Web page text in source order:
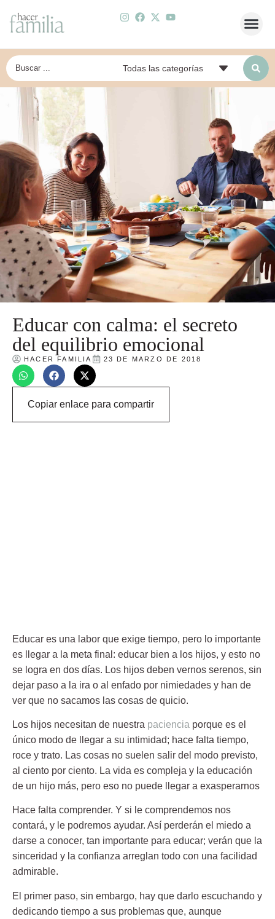
Educar con calma: el secreto
del equilibrio emocional
HACER FAMILIA 23 DE MARZO DE 2018
Copiar enlace para compartir
Educar es una labor que exige tiempo, pero lo importante
es llegar a la meta final: educar bien a los hijos, y esto no
se logra en dos días. Los hijos deben vernos serenos, sin
dejar paso a la ira o al enfado por nimiedades y han de
ver que no sacamos las cosas de quicio.
Los hijos necesitan de nuestra paciencia porque es el
único modo de llegar a su intimidad; hace falta tiempo,
roce y trato. Las cosas no suelen salir del modo previsto,
al ciento por ciento. La vida es compleja y la educación
de un hijo más, pero eso no puede llegar a exasperarnos
Hace falta comprender. Y si le comprendemos nos
contará, y le podremos ayudar. Así perderán el miedo a
darse a conocer, tan importante para educar; verán que la
sinceridad y la confianza arreglan todo con una facilidad
admirable.
El primer paso, sin embargo, hay que darlo escuchando y
dedicando tiempo a sus problemas que, aunque